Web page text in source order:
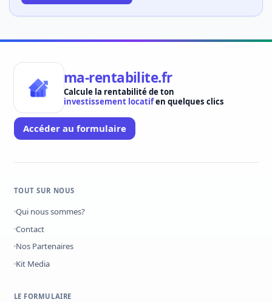
ma-rentabilite.fr
Calcule la rentabilité de ton
investissement locatifen quelques clics
Accéder au formulaire
TOUT SUR NOUS
Qui nous sommes?
Contact
Nos Partenaires
Kit Media
LE FORMULAIRE